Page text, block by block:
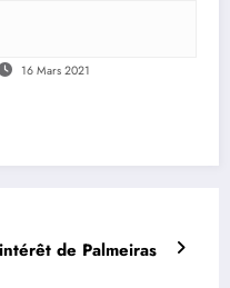
16 Mars 2021
de Palmeiras